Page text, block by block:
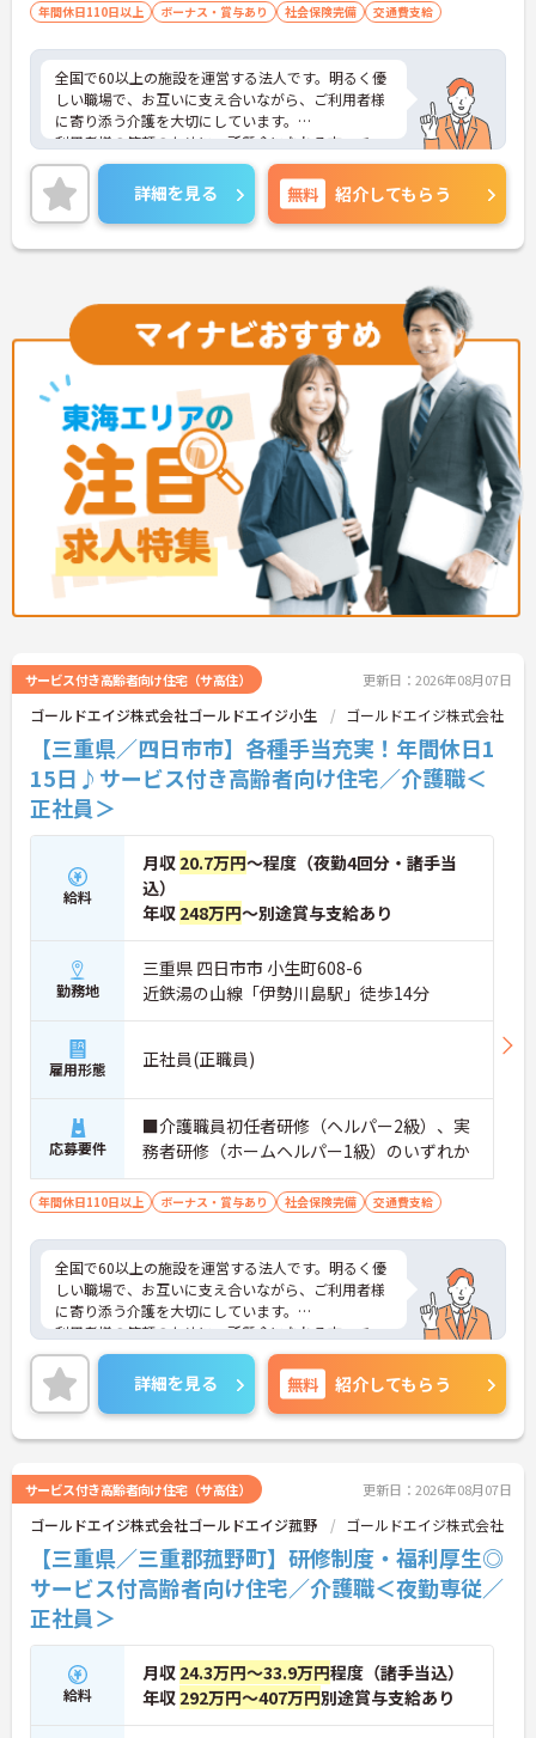
年間休日110日以上 ボーナス・賞与あり 社会保険完備 交通費支給
全国で60以上の施設を運営する法人です。明るく優
しい職場で、お互いに支え合いながら、ご利用者様
に寄り添う介護を大切にしています。
利用者様の笑顔のために一所懸命になれる方・チー
ム連携を大切に勤務出来る方を歓迎しています。
ご興味ある方には、面接対策ポイントなど、さらに
詳細をお話しいたしますのでお気軽にご相談くださ
い！
詳細を見る 無料 紹介してもらう
サービス付き高齢者向け住宅（サ高住） 更新日：2026年08月07日
ゴールドエイジ株式会社ゴールドエイジ小生 ゴールドエイジ株式会社
【三重県／四日市市】各種手当充実！年間休日1
15日♪サービス付き高齢者向け住宅／介護職＜
正社員＞
給料
月収 20.7万円～程度（夜勤4回分・諸手当
込）
年収 248万円～別途賞与支給あり
勤務地
三重県 四日市市 小生町608-6
近鉄湯の山線「伊勢川島駅」徒歩14分
雇用形態 正社員(正職員)
応募要件
■介護職員初任者研修（ヘルパー2級）、実
務者研修（ホームヘルパー1級）のいずれか
年間休日110日以上 ボーナス・賞与あり 社会保険完備 交通費支給
全国で60以上の施設を運営する法人です。明るく優
しい職場で、お互いに支え合いながら、ご利用者様
に寄り添う介護を大切にしています。
利用者様の笑顔のために一所懸命になれる方・チー
ム連携を大切に勤務出来る方を歓迎しています。
ご興味ある方には、面接対策ポイントなど、さらに
詳細をお話しいたしますのでお気軽にご相談くださ
い！
詳細を見る 無料 紹介してもらう
サービス付き高齢者向け住宅（サ高住） 更新日：2026年08月07日
ゴールドエイジ株式会社ゴールドエイジ菰野 ゴールドエイジ株式会社
【三重県／三重郡菰野町】研修制度・福利厚生◎
サービス付高齢者向け住宅／介護職＜夜勤専従／
正社員＞
給料
月収 24.3万円～33.9万円程度（諸手当込）
年収 292万円～407万円別途賞与支給あり